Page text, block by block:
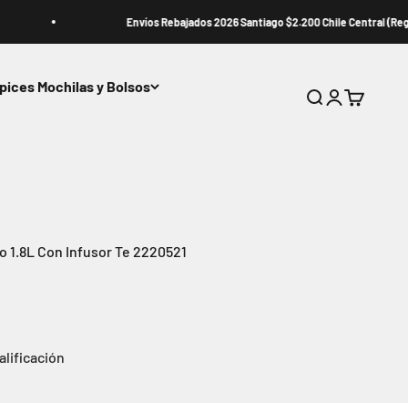
Envíos Rebajados 2026 Santiago $2.200 Chile Central (Región de
Mochilas y Bolsos
BuscarIniciar sesión
Carrito
Con Infusor Te 2220521